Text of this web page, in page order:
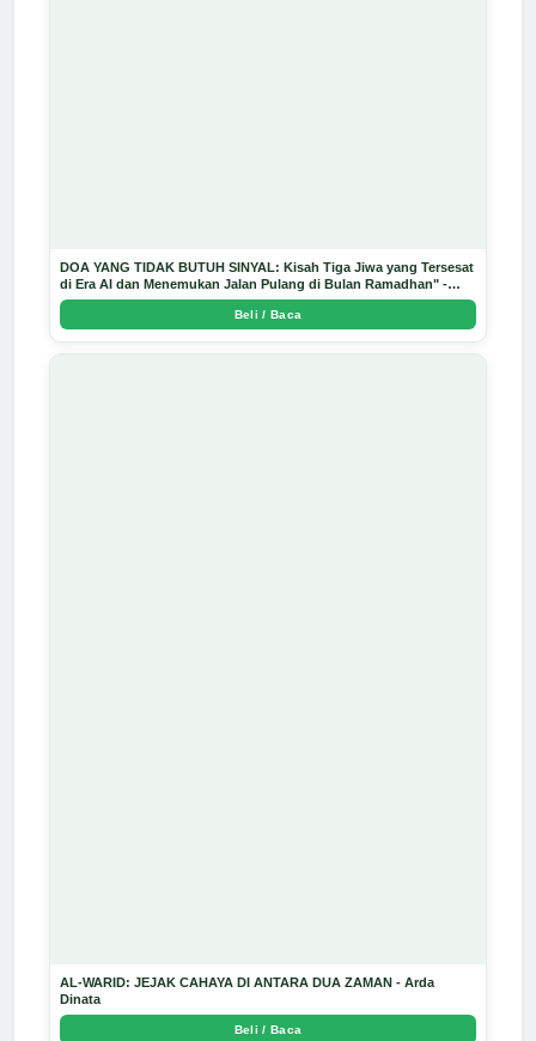
DOA YANG TIDAK BUTUH SINYAL: Kisah Tiga Jiwa yang Tersesat
di Era AI dan Menemukan Jalan Pulang di Bulan Ramadhan" -
Arda Dinata
Beli / Baca
AL-WARID: JEJAK CAHAYA DI ANTARA DUA ZAMAN - Arda
Dinata
Beli / Baca